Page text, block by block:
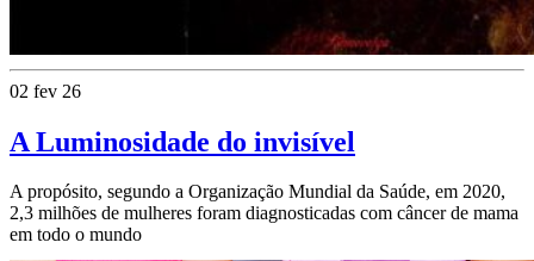
02 fev 26
A Luminosidade do invisível
A propósito, segundo a Organização Mundial da Saúde, em 2020,
2,3 milhões de mulheres foram diagnosticadas com câncer de mama
em todo o mundo